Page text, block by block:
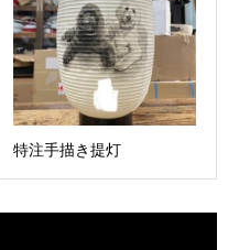
特注手描き提灯